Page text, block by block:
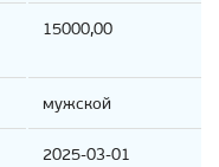
15000,00
мужской
2025-03-01